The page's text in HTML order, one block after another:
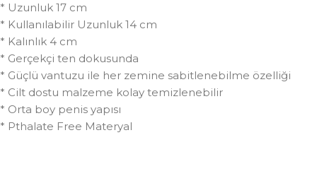
* Uzunluk 17 cm
* Kullanılabilir Uzunluk 14 cm
* Kalınlık 4 cm
* Gerçekçi ten dokusunda
* Güçlü vantuzu ile her zemine sabitlenebilme özelliği
* Cilt dostu malzeme kolay temizlenebilir
* Orta boy penis yapısı
* Pthalate Free Materyal